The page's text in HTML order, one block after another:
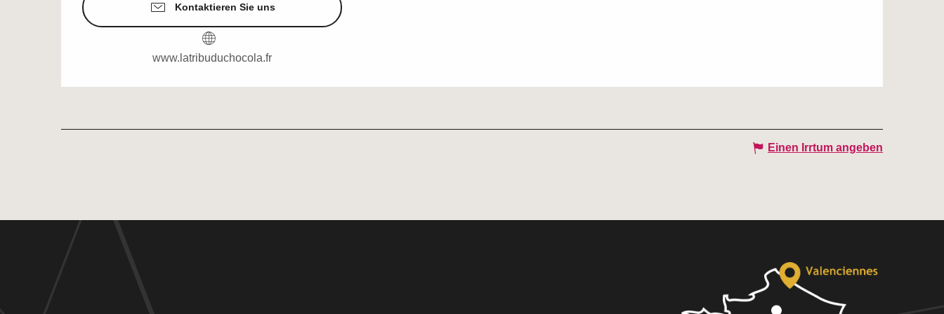
Kontaktieren Sie uns
www.latribuduchocola.fr
Einen Irrtum angeben